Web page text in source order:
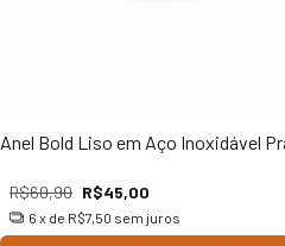
Anel Bold Liso em Aço Inoxidável
R$60,90 R$45,00
6 x de R$7,50 sem juros